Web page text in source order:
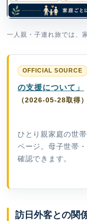
一人親・子連れ旅では、
の支援について」
（2026-05-28取得）
ひとり親家庭の世
ページ。母子世帯
確認できます。
訪日外客との関